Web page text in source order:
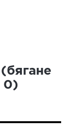
(бягане
0)